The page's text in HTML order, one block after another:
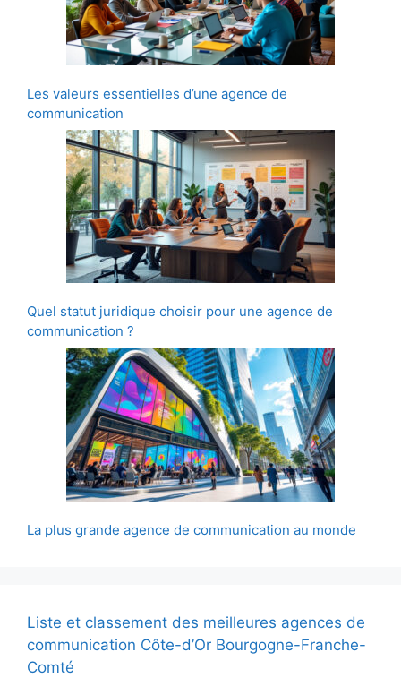
Les valeurs essentielles d’une agence de
communication
Quel statut juridique choisir pour une agence de
communication ?
La plus grande agence de communication au monde
Liste et classement des meilleures agences de
communication Côte-d’Or Bourgogne-Franche-
Comté